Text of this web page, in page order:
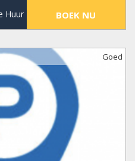
Huur BOEK NU
Goed